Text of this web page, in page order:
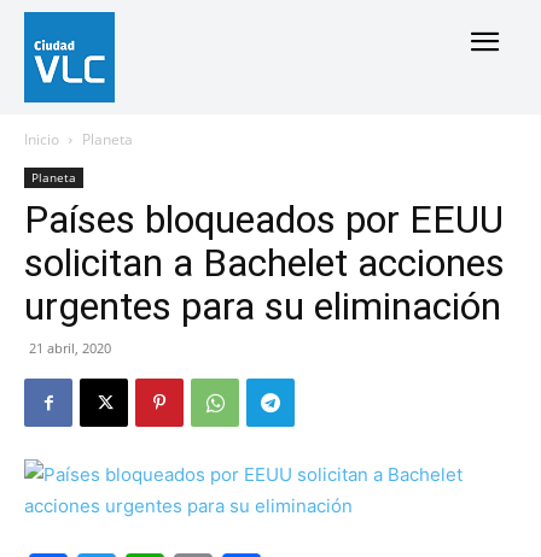
Inicio Planeta
Planeta
Países bloqueados por EEUU
solicitan a Bachelet acciones
urgentes para su eliminación
21 abril, 2020